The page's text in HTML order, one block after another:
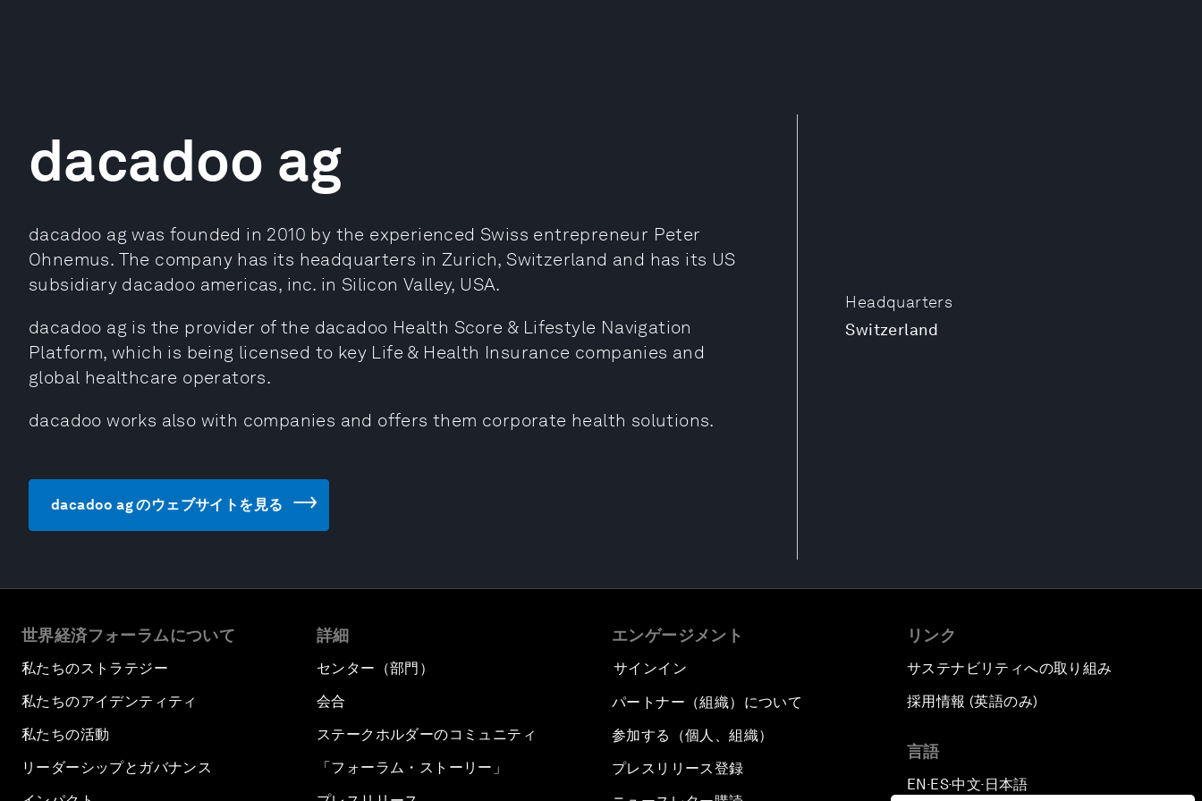
Headquarters
Switzerland
dacadoo ag
dacadoo ag was founded in 2010 by the experienced Swiss entrepreneur Peter
Ohnemus. The company has its headquarters in Zurich, Switzerland and has its US
subsidiary dacadoo americas, inc. in Silicon Valley, USA.
dacadoo ag is the provider of the dacadoo Health Score & Lifestyle Navigation
Platform, which is being licensed to key Life & Health Insurance companies and
global healthcare operators.
dacadoo works also with companies and offers them corporate health solutions.
dacadoo ag のウェブサイトを見る
世界経済フォーラムについて
私たちのストラテジー
私たちのアイデンティティ
私たちの活動
リーダーシップとガバナンス
詳細
センター（部門）
会合
ステークホルダーのコミュニティ
「フォーラム・ストーリー」
エンゲージメント
サインイン
パートナー（組織）について
参加する（個人、組織）
プレスリリース登録
リンク
サステナビリティへの取り組み
採用情報 (英語のみ)
言語
EN ▪ES▪中文▪ 日本語